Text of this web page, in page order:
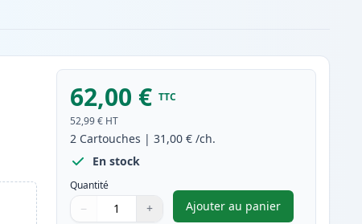
62,00 € TTC
52,99 € HT
2 Cartouches |31,00 € /ch.
En stock
Quantité
Quantité
Utilisez les boutons pour ajuster
− +
Quantité
Ajouter au panier
,Pack de 2 Canon PG-